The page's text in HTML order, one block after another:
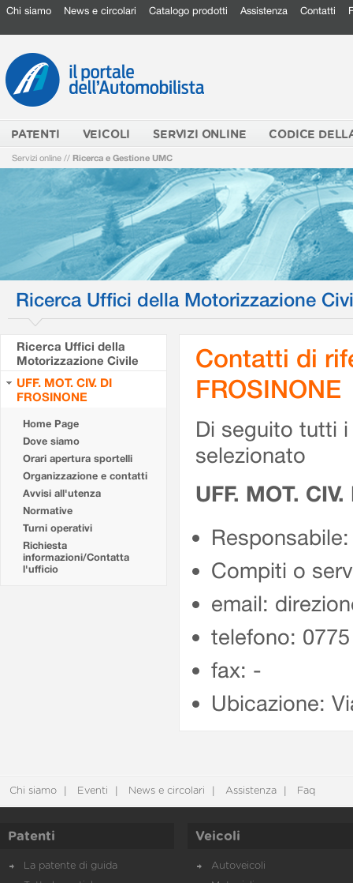
Chi siamo News e circolari Catalogo prodotti Assistenza Contatti
PATENTI VEICOLI SERVIZI ONLINE CODICE
Servizi online // Ricerca e Gestione UMC
Ricerca Uffici della Motorizzazione
Ricerca Uffici della
Motorizzazione Civile
UFF. MOT. CIV. DI
FROSINONE
Home Page
Dove siamo
Orari apertura sportelli
Organizzazione e contatti
Avvisi all'utenza
Normative
Turni operativi
Richiesta
informazioni/Contatta
l'ufficio
Contatti di
FROSINONE
Di seguito tutti
selezionato
UFF. MOT.
Compiti o
email:
telefono:
fax: -
Ubicazione:
Chi siamo Eventi News e circolari Assistenza Faq
Patenti
La patente di guida
Veicoli
Autoveicoli